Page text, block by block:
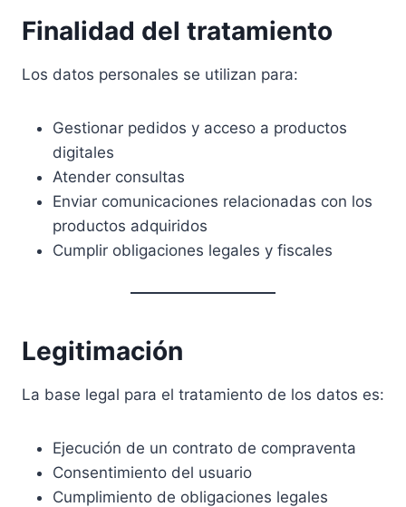
Finalidad del tratamiento
Los datos personales se utilizan para:
Gestionar pedidos y acceso a productos
digitales
Atender consultas
Enviar comunicaciones relacionadas con los
productos adquiridos
Cumplir obligaciones legales y fiscales
Legitimación
La base legal para el tratamiento de los datos es:
Ejecución de un contrato de compraventa
Consentimiento del usuario
Cumplimiento de obligaciones legales